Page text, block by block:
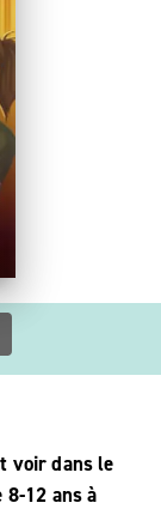
voir dans le
12 ans à